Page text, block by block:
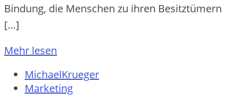
Bindung, d‬ie M‬enschen z‬u i‬hren Besitztümern
[…]
Mehr lesen
MichaelKrueger
Marketing